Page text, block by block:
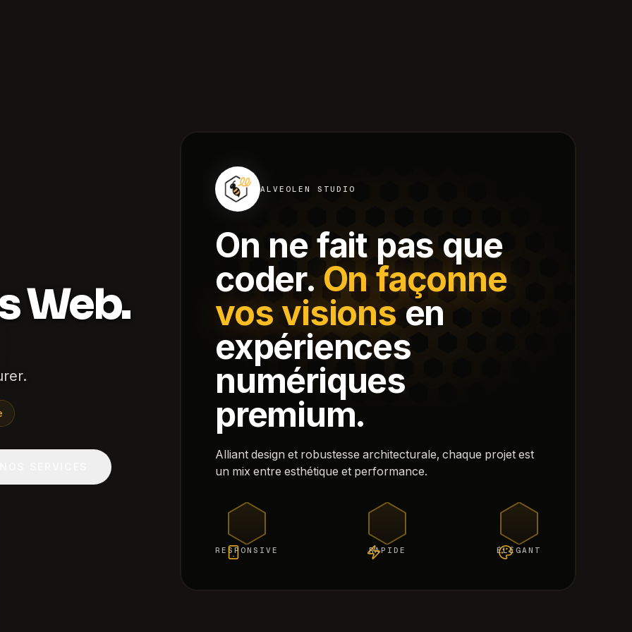
Web.
ALVEOLEN STUDIO
On ne fait pas que
coder. On façonne
vos visions en
expériences
numériques
premium.
Alliant design et robustesse architecturale, chaque projet est
un mix entre esthétique et performance.
RESPONSIVE RAPIDE ÉLÉGANT